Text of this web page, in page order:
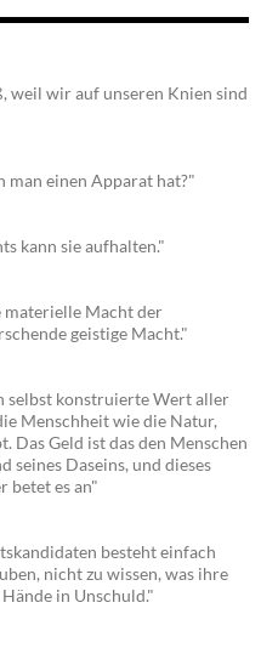
weil wir auf unseren Knien sind
man einen Apparat hat?"
kann sie aufhalten."
materielle Macht der
geistige Macht."
selbst konstruierte Wert aller
Menschheit wie die Natur,
Das Geld ist das den Menschen
seines Daseins, und dieses
betet es an"
besteht einfach
nicht zu wissen, was ihre
in Unschuld."